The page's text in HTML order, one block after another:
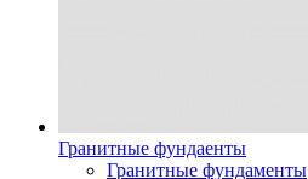
Гранитные фундаенты
Гранитные фундаменты